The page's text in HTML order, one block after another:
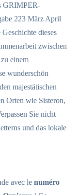
GRIMPER-
223 März April
dieses
zwischen
einem
wunderschön
majestätischen
Orten wie Sisteron,
Sie nicht
und das lokale
avec le numéro